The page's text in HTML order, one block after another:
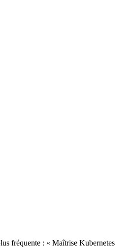
fréquente : « Maîtrise Kubernetes